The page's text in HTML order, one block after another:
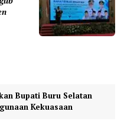
Bupati Buru Selatan
Kekuasaan